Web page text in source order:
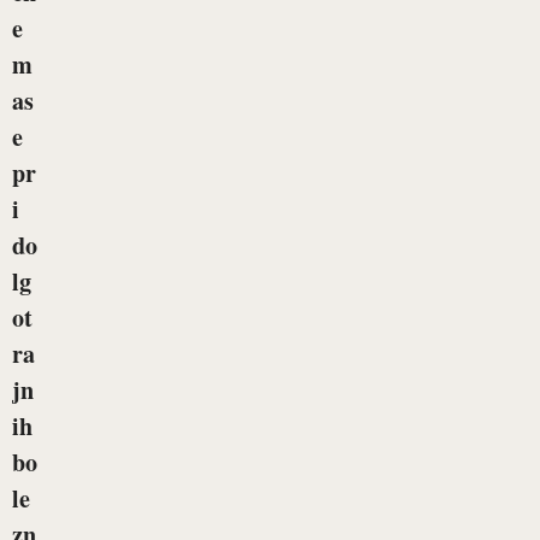
e
m
as
e
pr
i
do
lg
ot
ra
jn
ih
bo
le